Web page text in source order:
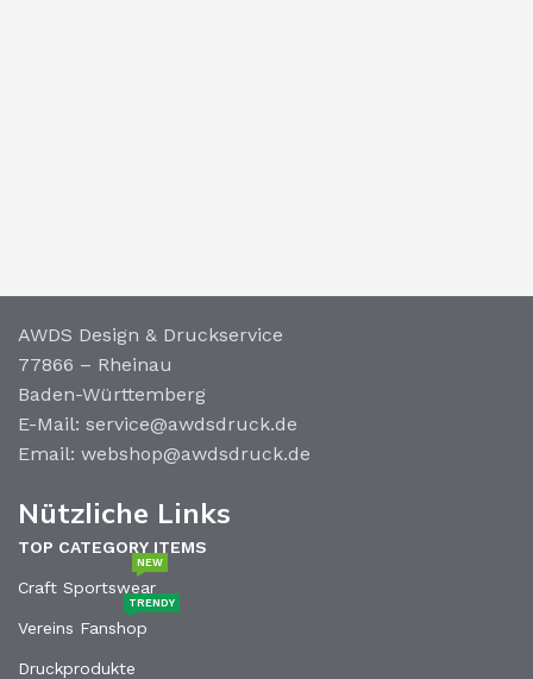
AWDS Design & Druckservice
77866 – Rheinau
Baden-Württemberg
E-Mail: service@awdsdruck.de
Email: webshop@awdsdruck.de
Nützliche Links
TOP CATEGORY ITEMS
Craft Sportswear
NEW
Vereins Fanshop
TRENDY
Druckprodukte